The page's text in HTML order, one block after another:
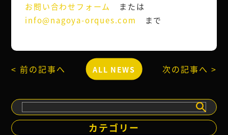
お問い合わせフォーム
または
info@nagoya-orques.com
まで
< 前の記事へ 次の記事へ >
ALL NEWS
検
索
カテゴリー